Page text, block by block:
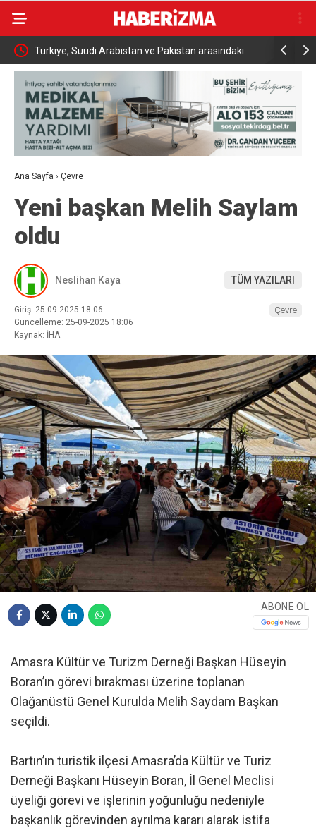
İki otomobil çarpıştı, 4 kişi yaralandı: Motosikletli çift
kazadan kıl payı kurtuldu
Türkiye
Ana Sayfa › Çevre
Yeni başkan Melih Saylam
oldu
Neslihan Kaya TÜM YAZILARI
Giriş: 25-09-2025 18:06
Güncelleme: 25-09-2025 18:06
Kaynak: İHA
Çevre
ABONE OL
Amasra Kültür ve Turizm Derneği Başkan Hüseyin
Boran’ın görevi bırakması üzerine toplanan
Olağanüstü Genel Kurulda Melih Saydam Başkan
seçildi.
Bartın’ın turistik ilçesi Amasra’da Kültür ve Turiz
Derneği Başkanı Hüseyin Boran, İl Genel Meclisi
üyeliği görevi ve işlerinin yoğunluğu nedeniyle
başkanlık görevinden ayrılma kararı alarak istifa